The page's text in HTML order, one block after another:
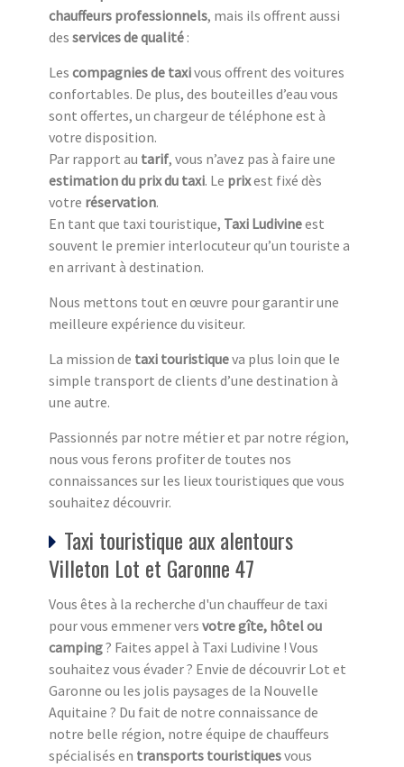
chauffeurs professionnels, mais ils offrent aussi
des services de qualité :
Les compagnies de taxivous offrent des voitures
confortables. De plus, des bouteilles d’eau vous
sont offertes, un chargeur de téléphone est à
votre disposition.
Par rapport au tarif, vous n’avez pas à faire une
estimation du prix du taxi. Le prixest fixé dès
votre réservation.
En tant que taxi touristique, Taxi Ludivineest
souvent le premier interlocuteur qu’un touriste a
en arrivant à destination.
Nous mettons tout en œuvre pour garantir une
meilleure expérience du visiteur.
La mission de taxi touristiqueva plus loin que le
simple transport de clients d’une destination à
une autre.
Passionnés par notre métier et par notre région,
nous vous ferons profiter de toutes nos
connaissances sur les lieux touristiques que vous
souhaitez découvrir.
Taxi touristique aux alentours
Villeton Lot et Garonne 47
Vous êtes à la recherche d'un chauffeur de taxi
pour vous emmener vers votre gîte, hôtel ou
camping? Faites appel à Taxi Ludivine ! Vous
souhaitez vous évader ? Envie de découvrir Lot et
Garonne ou les jolis paysages de la Nouvelle
Aquitaine ? Du fait de notre connaissance de
notre belle région, notre équipe de chauffeurs
spécialisés en transports touristiquesvous